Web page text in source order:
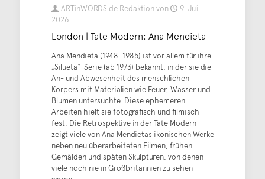
ARTinWORDS.de Redaktionvon
9. Juli
2026
London | Tate Modern: Ana Mendieta
Ana Mendieta (1948–1985) ist vor allem für ihre
„Silueta“-Serie (ab 1973) bekannt, in der sie die
An- und Abwesenheit des menschlichen
Körpers mit Materialien wie Feuer, Wasser und
Blumen untersuchte. Diese ephemeren
Arbeiten hielt sie fotografisch und filmisch
fest. Die Retrospektive in der Tate Modern
zeigt viele von Ana Mendietas ikonischen Werke
neben neu überarbeiteten Filmen, frühen
Gemälden und späten Skulpturen, von denen
viele noch nie in Großbritannien zu sehen